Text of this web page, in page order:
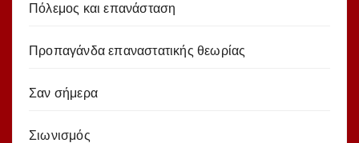
Πόλεμος και επανάσταση
Προπαγάνδα επαναστατικής θεωρίας
Σαν σήμερα
Σιωνισμός